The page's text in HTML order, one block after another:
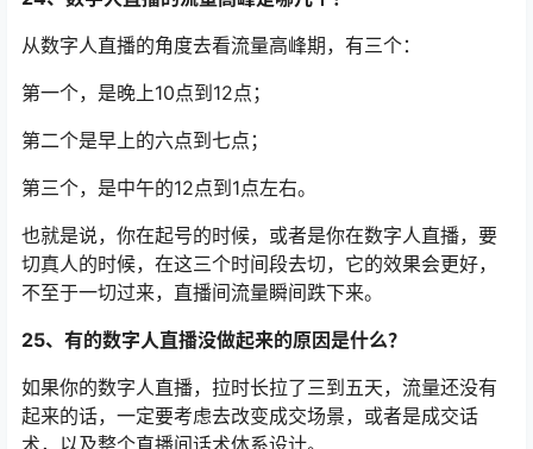
从数字人直播的角度去看流量高峰期，有三个：
第一个，是晚上10点到12点；
第二个是早上的六点到七点；
第三个，是中午的12点到1点左右。
也就是说，你在起号的时候，或者是你在数字人直播，要
切真人的时候，在这三个时间段去切，它的效果会更好，
不至于一切过来，直播间流量瞬间跌下来。
25、有的数字人直播没做起来的原因是什么？
如果你的数字人直播，拉时长拉了三到五天，流量还没有
起来的话，一定要考虑去改变成交场景，或者是成交话